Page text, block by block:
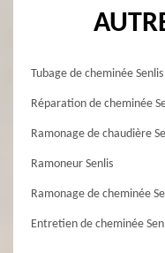
Tubage de cheminée Senlis
Réparation de cheminée
Ramonage de chaudière
Ramoneur Senlis
Ramonage de cheminée
Entretien de cheminée